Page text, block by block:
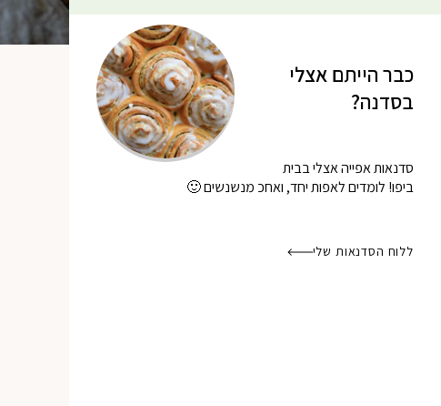
כבר הייתם אצלי
בסדנה?
סדנאות אפייה אצלי בבית
ביפו! לומדים לאפות יחד, ואחכ מנשנשים 🙂
ללוח הסדנאות שלי